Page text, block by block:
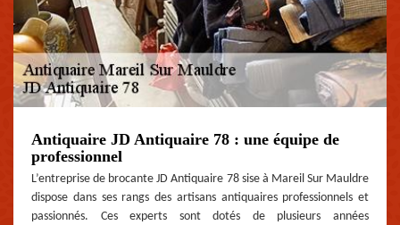
Antiquaire JD Antiquaire 78 : une équipe de
professionnel
L’entreprise de brocante JD Antiquaire 78 sise à Mareil Sur Mauldre
dispose dans ses rangs des artisans antiquaires professionnels et
passionnés. Ces experts sont dotés de plusieurs années